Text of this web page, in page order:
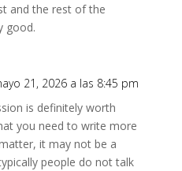
and the rest of the
good.
21, 2026 a las 8:45 pm
is definitely worth
you need to write more
it may not be a
people do not talk